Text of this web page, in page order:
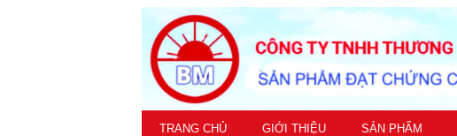
TRANG CHỦ GIỚI THIỆU SẢN PHẨM